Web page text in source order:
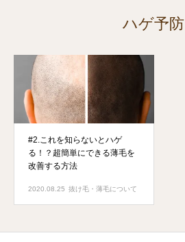
ハゲ予防
#2.これを知らないとハゲ
る！？超簡単にできる薄毛を
改善する方法
2020.08.25 抜け毛・薄毛について